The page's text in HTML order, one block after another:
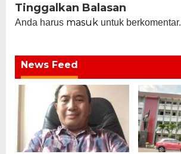
Tinggalkan Balasan
Anda harus masuk untuk berkomentar.
News Feed